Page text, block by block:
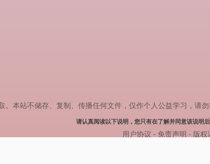
。本站不储存、复制、传播任何文件，仅作个人公益学习，请
请认真阅读以下说明，您只有在了解并同意该说明
用户协议 - 免责声明 - 版权